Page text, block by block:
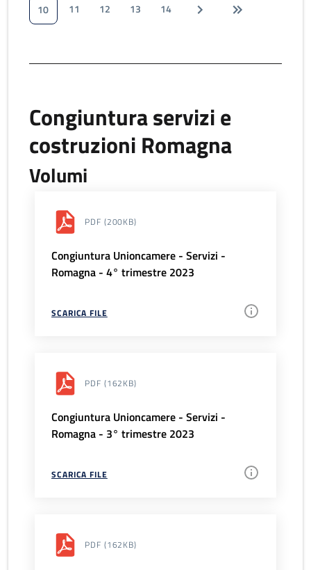
10
11 12 13 14
Congiuntura servizi e
costruzioni Romagna
Volumi
PDF (200KB)
Congiuntura Unioncamere - Servizi -
Romagna - 4° trimestre 2023
SCARICA FILE
PDF (162KB)
Congiuntura Unioncamere - Servizi -
Romagna - 3° trimestre 2023
SCARICA FILE
PDF (162KB)